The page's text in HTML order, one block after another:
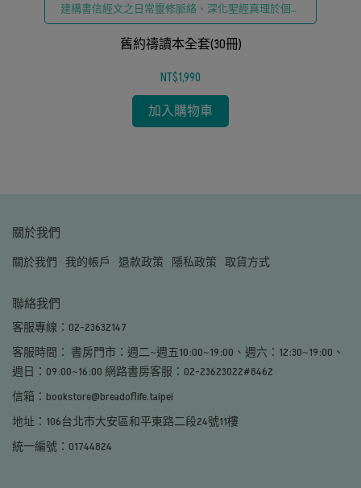
建構書信經文之日常靈修脈絡、深化聖經真理於個人
生命省察
舊約禱讀本全套(30冊)
NT$1,990
加入購物車
關於我們
關於我們 我的帳戶 退款政策 隱私政策 取貨方式
聯絡我們
客服專線：02-23632147
客服時間： 書房門市：週二~週五10:00~19:00、週六：12:30~19:00、
週日：09:00~16:00 網路書房客服：02-23623022#8462
信箱：bookstore@breadoflife.taipei
地址：106台北市大安區和平東路二段24號11樓
統一編號：01744824